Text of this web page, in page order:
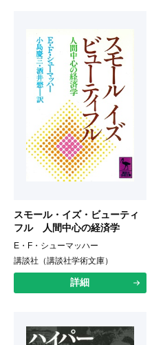
スモール・イズ・ビューティ
フル 人間中心の経済学
E・F・シューマッハー
講談社（講談社学術文庫）
詳細